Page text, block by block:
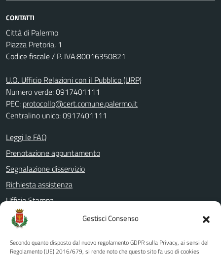
Gestisci Consenso
Secondo quanto disposto dal nuovo regolamento GDPR sulla Privacy, ai sensi del
Regolamento (UE) 2016/679, si rende noto che questo sito fa uso di cookies
CONTATTI
Città di Palermo
Piazza Pretoria, 1
Codice fiscale / P. IVA:80016350821
U.O. Ufficio Relazioni con il Pubblico (URP)
Numero verde: 0917401111
PEC: protocollo@cert.comune.palermo.it
Centralino unico: 0917401111
Leggi le FAQ
Prenotazione appuntamento
Segnalazione disservizio
Richiesta assistenza
Ufficio Stampa
Amministrazione Trasparente
Albo pretorio
Informativa privacy